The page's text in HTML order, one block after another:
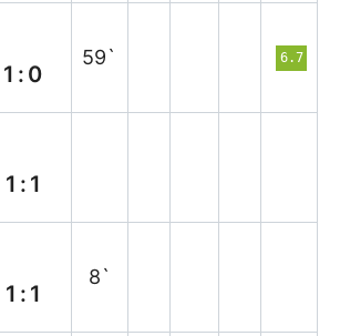
1:0
59` 6.7
1:1
1:1
8`